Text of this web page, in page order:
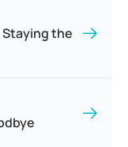
Staying the